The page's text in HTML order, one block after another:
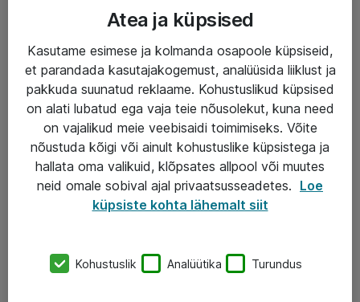
IT taristu
Haldusteenused
Garantii
Turva- ja nõrkvoolulahendused
AS ATEA
Atea ja küpsised
Kasutame esimese ja kolmanda osapoole küpsiseid,
et parandada kasutajakogemust, analüüsida liiklust ja
pakkuda suunatud reklaame. Kohustuslikud küpsised
on alati lubatud ega vaja teie nõusolekut, kuna need
on vajalikud meie veebisaidi toimimiseks. Võite
nõustuda kõigi või ainult kohustuslike küpsistega ja
hallata oma valikuid, klõpsates allpool või muutes
neid omale sobival ajal privaatsusseadetes. Loe
küpsiste kohta lähemalt siit
Kohustuslik Analüütika Turundus